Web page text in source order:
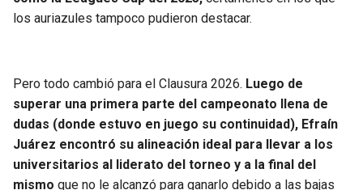
los auriazules tampoco pudieron destacar.
Pero todo cambió para el Clausura 2026. Luego de
superar una primera parte del campeonato llena de
dudas (donde estuvo en juego su continuidad), Efraín
Juárez encontró su alineación ideal para llevar a los
universitarios al liderato del torneo y a la final del
mismo que no le alcanzó para ganarlo debido a las bajas